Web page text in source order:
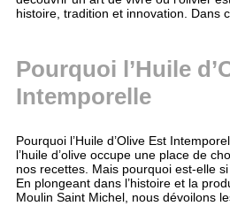
histoire, tradition et innovation. Dans
Pourquoi l’Huile
Intemporelle
Pourquoi l’Huile d’Olive Est
l’huile d’olive occupe une place de
nos recettes. Mais pourquoi est-elle
En plongeant dans l’histoire et la
Moulin Saint Michel, nous dévoilons